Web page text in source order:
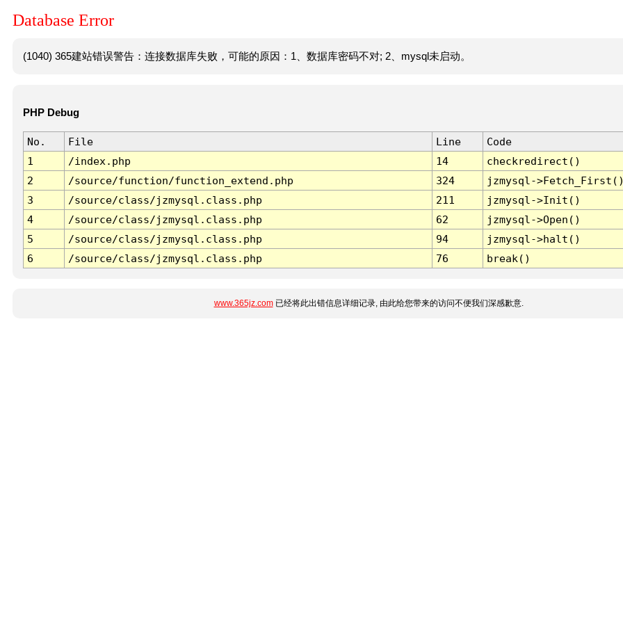
Database Error
(1040) 365建站错误警告：连接数据库失败，可能的原因：1、数据库密码不对; 2、mysql未启动。
PHP Debug
No. File Line
Code
1
/index.php 14
checkredirect()
2
/source/function/function_extend.php 324
jzmysql-
3
/source/class/jzmysql.class.php 211
jzmysql->Init()
4
/source/class/jzmysql.class.php 62
jzmysql->Open()
5
/source/class/jzmysql.class.php 94
jzmysql->halt()
6
/source/class/jzmysql.class.php 76 break()
www.365jz.com已经将此出错信息详细记录, 由此给您带来的访问不便我们深感歉意.